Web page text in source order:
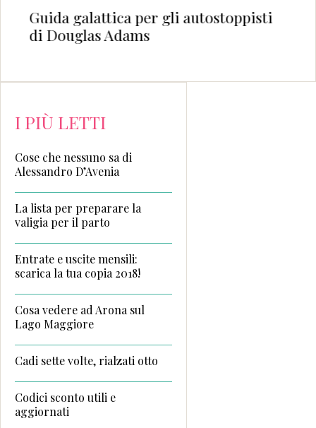
Guida galattica per gli autostoppisti
di Douglas Adams
I PIÙ LETTI
Cose che nessuno sa di
Alessandro D’Avenia
La lista per preparare la
valigia per il parto
Entrate e uscite mensili:
scarica la tua copia 2018!
Cosa vedere ad Arona sul
Lago Maggiore
Cadi sette volte, rialzati otto
Codici sconto utili e
aggiornati